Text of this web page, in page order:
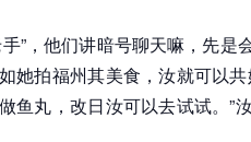
”，他们讲暗号聊天嘛，先
她拍福州其美食，汝就可以
鱼丸，改日汝可以去试试。”